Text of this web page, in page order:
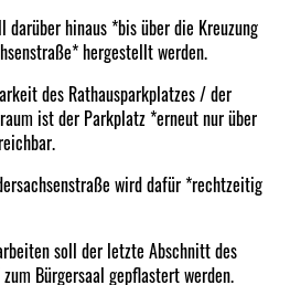
hinaus *bis über die Kreuzung
hergestellt werden.
des Rathausparkplatzes / der
ist der Parkplatz *erneut nur über
wird dafür *rechtzeitig
soll der letzte Abschnitt des
Bürgersaal gepflastert werden.